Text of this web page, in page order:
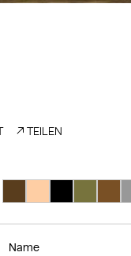
TEILEN
Name